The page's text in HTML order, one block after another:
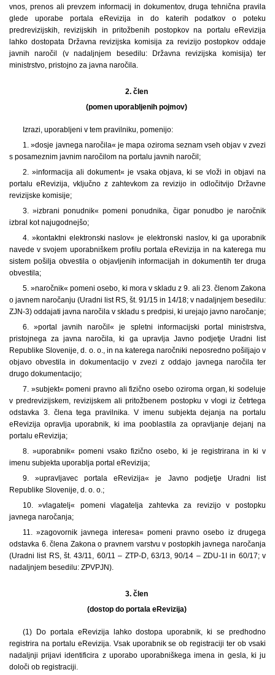
vnos, prenos ali prevzem informacij in dokumentov, druga tehnična pravila
glede uporabe portala eRevizija in do katerih podatkov o poteku
predrevizijskih, revizijskih in pritožbenih postopkov na portalu eRevizija
lahko dostopata Državna revizijska komisija za revizijo postopkov oddaje
javnih naročil (v nadaljnjem besedilu: Državna revizijska komisija) ter
ministrstvo, pristojno za javna naročila.
2. člen
(pomen uporabljenih pojmov)
Izrazi, uporabljeni v tem pravilniku, pomenijo:
1. »dosje javnega naročila« je mapa oziroma seznam vseh objav v zvezi
s posameznim javnim naročilom na portalu javnih naročil;
2. »informacija ali dokument« je vsaka objava, ki se vloži in objavi na
portalu eRevizija, vključno z zahtevkom za revizijo in odločitvijo Državne
revizijske komisije;
3. »izbrani ponudnik« pomeni ponudnika, čigar ponudbo je naročnik
izbral kot najugodnejšo;
4. »kontaktni elektronski naslov« je elektronski naslov, ki ga uporabnik
navede v svojem uporabniškem profilu portala eRevizija in na katerega mu
sistem pošilja obvestila o objavljenih informacijah in dokumentih ter druga
obvestila;
5. »naročnik« pomeni osebo, ki mora v skladu z 9. ali 23. členom Zakona
o javnem naročanju (Uradni list RS, št. 91/15 in 14/18; v nadaljnjem besedilu:
ZJN-3) oddajati javna naročila v skladu s predpisi, ki urejajo javno naročanje;
6. »portal javnih naročil« je spletni informacijski portal ministrstva,
pristojnega za javna naročila, ki ga upravlja Javno podjetje Uradni list
Republike Slovenije, d. o. o., in na katerega naročniki neposredno pošiljajo v
objavo obvestila in dokumentacijo v zvezi z oddajo javnega naročila ter
drugo dokumentacijo;
7. »subjekt« pomeni pravno ali fizično osebo oziroma organ, ki sodeluje
v predrevizijskem, revizijskem ali pritožbenem postopku v vlogi iz četrtega
odstavka 3. člena tega pravilnika. V imenu subjekta dejanja na portalu
eRevizija opravlja uporabnik, ki ima pooblastila za opravljanje dejanj na
portalu eRevizija;
8. »uporabnik« pomeni vsako fizično osebo, ki je registrirana in ki v
imenu subjekta uporablja portal eRevizija;
9. »upravljavec portala eRevizija« je Javno podjetje Uradni list
Republike Slovenije, d. o. o.;
10. »vlagatelj« pomeni vlagatelja zahtevka za revizijo v postopku
javnega naročanja;
11. »zagovornik javnega interesa« pomeni pravno osebo iz drugega
odstavka 6. člena Zakona o pravnem varstvu v postopkih javnega naročanja
(Uradni list RS, št. 43/11, 60/11 – ZTP-D, 63/13, 90/14 – ZDU-1I in 60/17; v
nadaljnjem besedilu: ZPVPJN).
3. člen
(dostop do portala eRevizija)
(1) Do portala eRevizija lahko dostopa uporabnik, ki se predhodno
registrira na portalu eRevizija. Vsak uporabnik se ob registraciji ter ob vsaki
nadaljnji prijavi identificira z uporabo uporabniškega imena in gesla, ki ju
določi ob registraciji.